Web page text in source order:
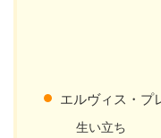
エルヴィス・プ
生い立ち